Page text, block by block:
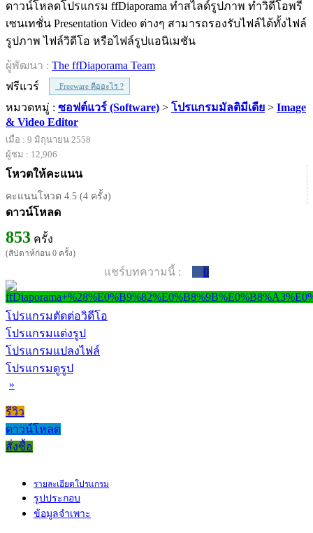
ดาวน์โหลดโปรแกรม ffDiaporama ทำสไลด์รูปภาพ ทำวิดีโอพรี
เซนเทชั่น Presentation Video ต่างๆ สามารถรองรับไฟล์ได้ทั้งไฟล์
รูปภาพ ไฟล์วิดีโอ หรือไฟล์รูปแอนิเมชัน
ผู้พัฒนา : The ffDiaporama Team
ฟรีแวร์
Freeware คืออะไร ?
หมวดหมู่ : ซอฟต์แวร์ (Software) > โปรแกรมมัลติมีเดีย > Image
& Video Editor
เมื่อ : 9 มิถุนายน 2558
ผู้ชม : 12,906
โหวตให้คะแนน
คะแนนโหวต 4.5 (4 ครั้ง)
ดาวน์โหลด
853 ครั้ง
(สัปดาห์ก่อน 0 ครั้ง)
แชร์บทความนี้ : 0
โปรแกรมตัดต่อวิดีโอ
โปรแกรมแต่งรูป
โปรแกรมแปลงไฟล์
โปรแกรมดูรูป
»
รีวิว
ดาวน์โหลด
สั่งซื้อ
รายละเอียดโปรแกรม
รูปประกอบ
ข้อมูลจำเพาะ